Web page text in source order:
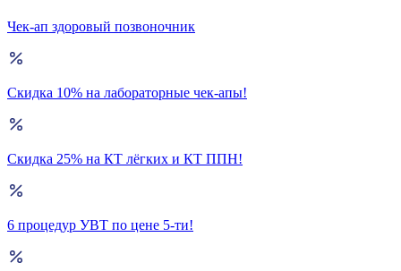
Чек-ап здоровый позвоночник
Скидка 10% на лабораторные чек-апы!
Скидка 25% на КТ лёгких и КТ ППН!
6 процедур УВТ по цене 5-ти!